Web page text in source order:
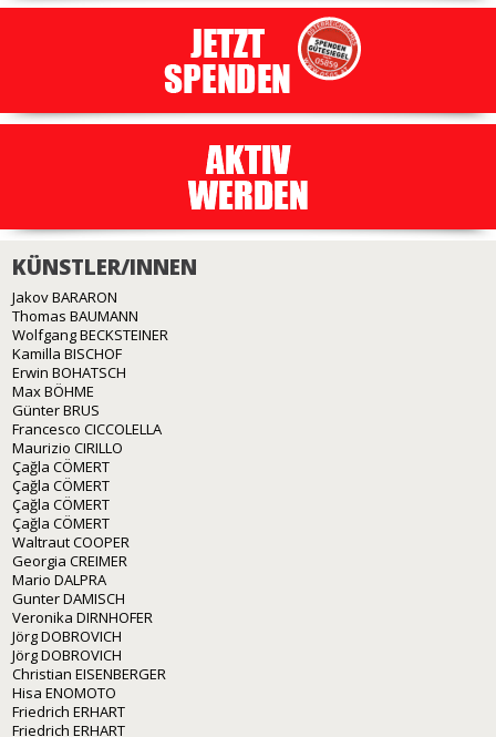
KÜNSTLER/INNEN
Jakov BARARON
Thomas BAUMANN
Wolfgang BECKSTEINER
Kamilla BISCHOF
Erwin BOHATSCH
Max BÖHME
Günter BRUS
Francesco CICCOLELLA
Maurizio CIRILLO
Çağla CÖMERT
Çağla CÖMERT
Çağla CÖMERT
Çağla CÖMERT
Waltraut COOPER
Georgia CREIMER
Mario DALPRA
Gunter DAMISCH
Veronika DIRNHOFER
Jörg DOBROVICH
Jörg DOBROVICH
Christian EISENBERGER
Hisa ENOMOTO
Friedrich ERHART
Friedrich ERHART